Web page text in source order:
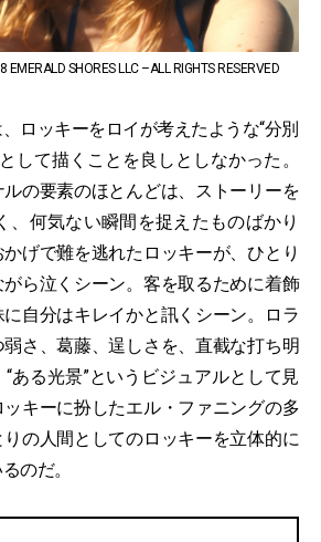
SHORES LLC –ALL RIGHTS RESERVED
ロッキーをロイが考えたような“分別
して描くことを良しとしなかった。
の要素のほとんどは、ストーリーを
、何気ない瞬間を捉えたものばかり
げで難を逃れたロッキーが、ひとり
ら泣くシーン。客を取るために着飾
自分はキレイかと訊くシーン。ロラ
さ、葛藤、逞しさを、直截な打ち明
ある光景”というビジュアルとして見
キーに扮したエル・ファニングの多
の人間としてのロッキーを立体的に
のだ。